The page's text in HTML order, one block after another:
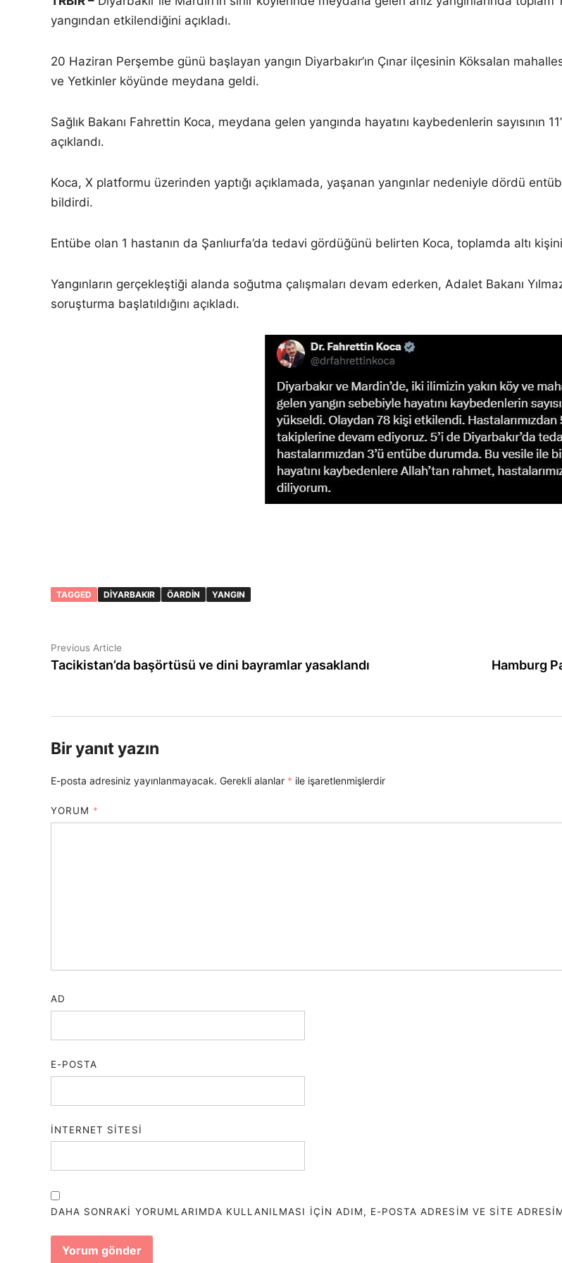
yangından etkilendiğini açıkladı.
20 Haziran Perşembe günü başlayan yangın Diyarbakır’ın Çınar ilçesinin Köksalan
ve Yetkinler köyünde meydana geldi.
Sağlık Bakanı Fahrettin Koca, meydana gelen yangında hayatını kaybedenlerin sayısının
açıklandı.
Koca, X platformu üzerinden yaptığı açıklamada, yaşanan yangınlar nedeniyle dördü
bildirdi.
Entübe olan 1 hastanın da Şanlıurfa’da tedavi gördüğünü belirten Koca, toplamda altı
Yangınların gerçekleştiği alanda soğutma çalışmaları devam ederken, Adalet Bakanı
soruşturma başlatıldığını açıkladı.
TAGGED DIYARBAKIR ÖARDIN YANGIN
Yazı
gezinmesi
Previous Article
article:
Tacikistan’da başörtüsü ve dini bayramlar yasaklandı
Hamburg
Bir yanıt yazın
E-posta adresiniz yayınlanmayacak. Gerekli alanlar * ile işaretlenmişlerdir
YORUM *
AD
E-POSTA
İNTERNET SITESI
DAHA SONRAKI YORUMLARIMDA KULLANILMASI IÇIN ADIM, E-POSTA ADRESIM VE SITE